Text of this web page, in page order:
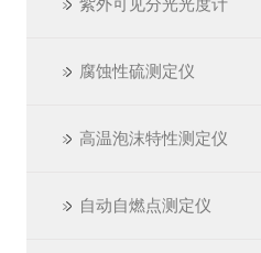
紫外可见分光光度计
腐蚀性硫测定仪
高温泡沫特性测定仪
自动自燃点测定仪